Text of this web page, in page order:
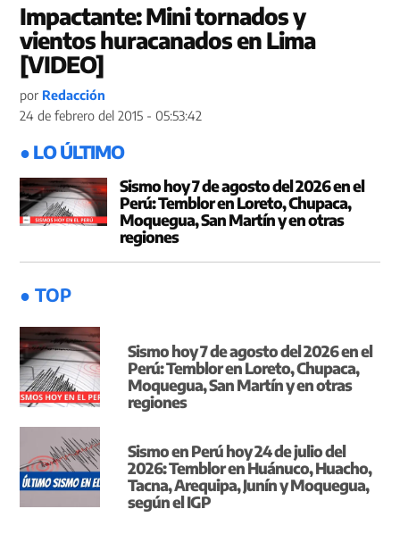
Impactante: Mini tornados y
vientos huracanados en Lima
[VIDEO]
por Redacción
24 de febrero del 2015 - 05:53:42
● LO ÚLTIMO
Sismo hoy 7 de agosto del 2026 en el
Perú: Temblor en Loreto, Chupaca,
Moquegua, San Martín y en otras
regiones
● TOP
Sismo hoy 7 de agosto del 2026 en el
Perú: Temblor en Loreto, Chupaca,
Moquegua, San Martín y en otras
regiones
Sismo en Perú hoy 24 de julio del
2026: Temblor en Huánuco, Huacho,
Tacna, Arequipa, Junín y Moquegua,
según el IGP